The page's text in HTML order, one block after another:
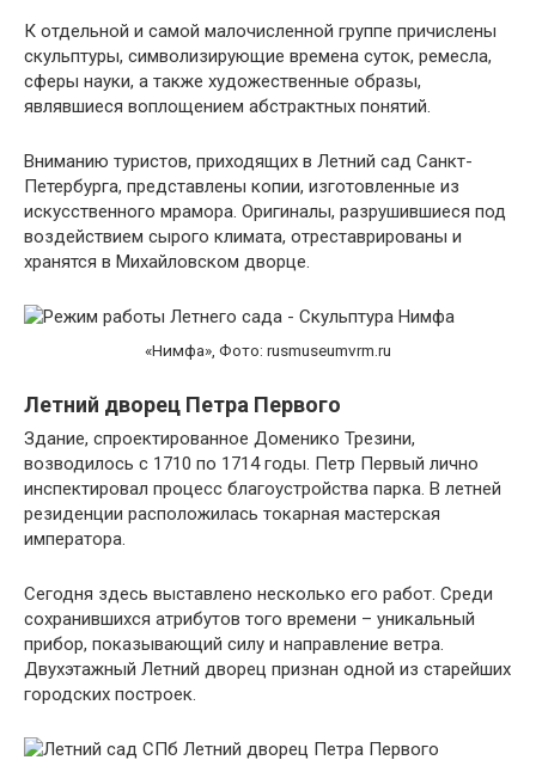
К отдельной и самой малочисленной группе причислены
скульптуры, символизирующие времена суток, ремесла,
сферы науки, а также художественные образы,
являвшиеся воплощением абстрактных понятий.
Вниманию туристов, приходящих в Летний сад Санкт-
Петербурга, представлены копии, изготовленные из
искусственного мрамора. Оригиналы, разрушившиеся под
воздействием сырого климата, отреставрированы и
хранятся в Михайловском дворце.
«Нимфа», Фото: rusmuseumvrm.ru
Летний дворец Петра Первого
Здание, спроектированное Доменико Трезини,
возводилось с 1710 по 1714 годы. Петр Первый лично
инспектировал процесс благоустройства парка. В летней
резиденции расположилась токарная мастерская
императора.
Сегодня здесь выставлено несколько его работ. Среди
сохранившихся атрибутов того времени – уникальный
прибор, показывающий силу и направление ветра.
Двухэтажный Летний дворец признан одной из старейших
городских построек.